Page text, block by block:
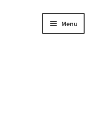
Menu